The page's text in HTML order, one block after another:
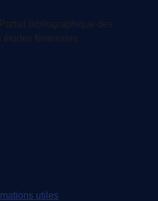
bibliographique des
études féministes
utiles